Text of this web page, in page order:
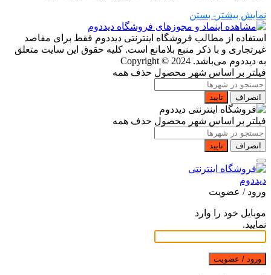
نمایش بیشتر - بستن
استفاده از مطالب فروشگاه اینترنتی دیددوم فقط برای مقاصد
غیرتجاری و با ذکر منبع بلامانع است. کلیه حقوق این سایت متعلق
به دیددوم می‌باشد. Copyright © 2024
فیلتر بر اساس شهر محصول حذف همه
انصراف تایید
فیلتر بر اساس شهر محصول حذف همه
انصراف تایید
ورود / عضویت
موبایل خود را وارد
نمایید.
ورود / عضویت